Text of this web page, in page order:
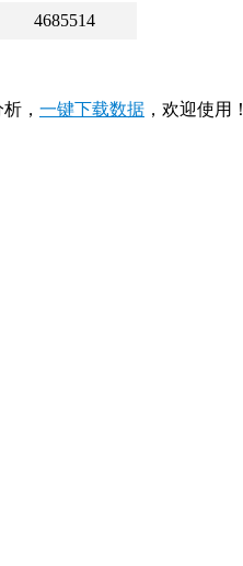
4685514
， 一键下载数据 ，欢迎使用！